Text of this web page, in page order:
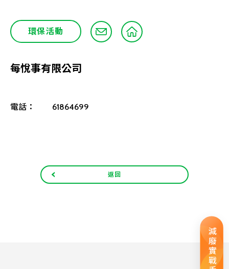
減廢實戰手冊
環保活動
每悅事有限公司
電話： 61864699
返回